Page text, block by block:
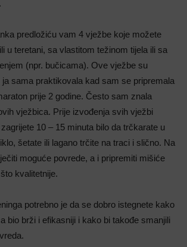
predložiću vam 4 vježbe koje možete
u teretani, sa vlastitom težinom tijela ili sa
(npr. bučicama). Ove vježbe su
sama praktikovala kad sam se pripremala
prije 2 godine. Često sam znala
vježbica. Prije izvođenja svih vježbi
10 – 15 minuta bilo da trčkarate u
šetate ili lagano trčite na traci i slično. Na
moguće povrede, a i pripremiti mišiće
kvalitetnije.
potrebno je da se dobro istegnete kako
bio brži i efikasniji i kako bi takođe smanjili